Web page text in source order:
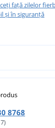
față zilelor
și în siguranță
8768